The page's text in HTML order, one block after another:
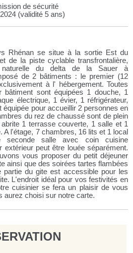
de sécurité
(validité 5 ans)
Rhénan se situe à la sortie Est du
de la piste cyclable transfrontalière,
du delta de la Sauer à
de 2 bâtiments : le premier (12
à l' hébergement. Toutes
bâtiment sont équipées 1 douche, 1
électrique, 1 évier, 1 réfrigérateur,
pour accueillir 2 personnes en
du rez de chaussé sont de plein
1 terrasse couverte, 1 salle et 1
l'étage, 7 chambres, 16 lits et 1 local
seconde salle avec coin cuisine
extérieur peut être louée séparément.
vous proposer du petit déjeuner
ainsi que des soirées tartes flambées
partie du gite est accessible pour les
L'endroit idéal pour vos festivités en
cuisinier se fera un plaisir de vous
aurez choisi sur notre carte.